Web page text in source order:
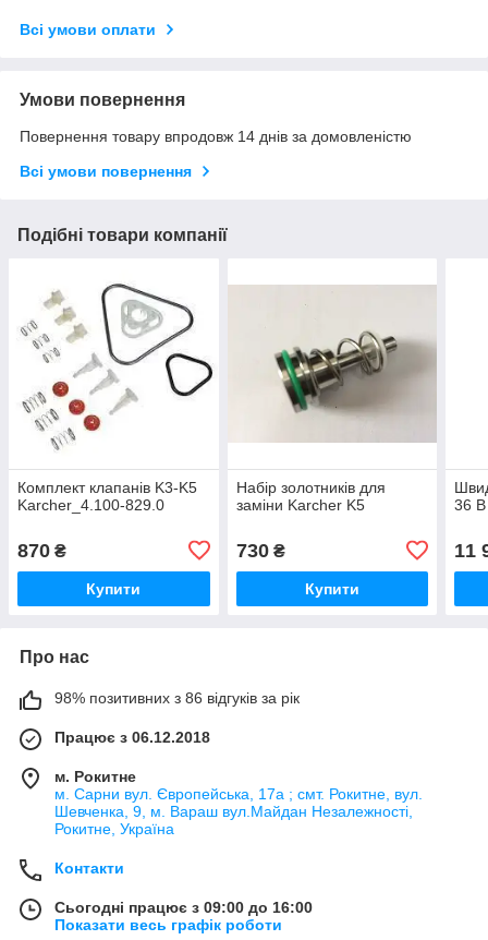
Всі умови оплати
Умови повернення
Повернення товару впродовж 14 днів за домовленістю
Всі умови повернення
Подібні товари компанії
Комплект клапанів K3-K5
Karcher_4.100-829.0
870 ₴
Купити
Набір золотників для
заміни Karcher K5
730₴
Купити
36
11
Про нас
98% позитивних з 86 відгуків за рік
Працює з 06.12.2018
м. Рокитне
м. Сарни вул. Європейська, 17а ; смт. Рокитне, вул.
Шевченка, 9, м. Вараш вул.Майдан Незалежності,
Рокитне, Україна
Контакти
Сьогодні працює з 09:00 до 16:00
Показати весь графік роботи